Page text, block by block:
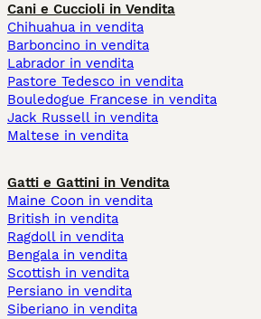
Cani e Cuccioli in Vendita
Chihuahua in vendita
Barboncino in vendita
Labrador in vendita
Pastore Tedesco in vendita
Bouledogue Francese in vendita
Jack Russell in vendita
Maltese in vendita
Gatti e Gattini in Vendita
Maine Coon in vendita
British in vendita
Ragdoll in vendita
Bengala in vendita
Scottish in vendita
Persiano in vendita
Siberiano in vendita